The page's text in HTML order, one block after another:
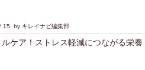
by キレイナビ編集部
ケア！ストレス軽減につながる栄養